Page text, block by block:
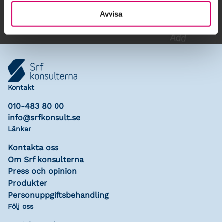
Avvisa
Kontakt
010-483 80 00
info@srfkonsult.se
Länkar
Kontakta oss
Om Srf konsulterna
Press och opinion
Produkter
Personuppgiftsbehandling
Följ oss